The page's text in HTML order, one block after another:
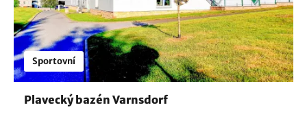
Sportovní
Plavecký bazén Varnsdorf